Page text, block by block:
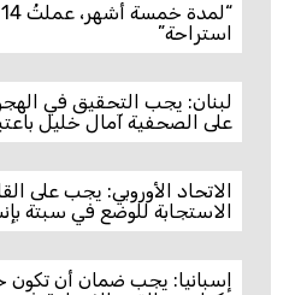
استراحة”
لبنان: يجب التحقيق في
على الصحفية آمال خليل
الاتحاد الأوروبي: يجب على
الاستجابة للوضع في سبتة
إسبانيا: يجب ضمان أن تكون